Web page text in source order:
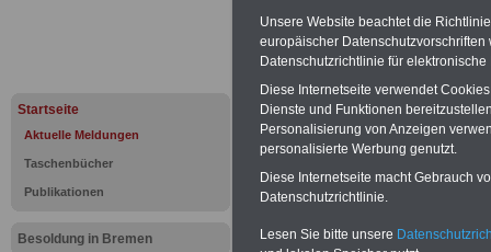
Startseite
Aktuelle Meldungen
Taschenbücher
Publikationen
Besoldung in Bremen
Nachzahlungen
Beamtezwischen mind.
SERVICE gibt hierzu
dem Beschluss des
wird (wahrscheinlich im
Broschüre.
Meldung
Unsere Website beachtet die
europäischer
Datenschutzrichtlinie für
Diese Internetseite verwendet
Dienste und Funktionen
Personalisierung von Anzeigen
personalisierte Werbung genutzt.
Diese Internetseite macht Gebrauch
Datenschutzrichtlinie.
Lesen Sie bitte unsere